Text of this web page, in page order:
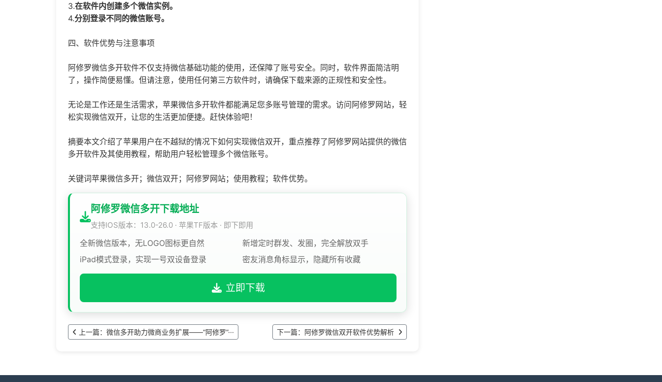
3.在软件内创建多个微信实例。
4.分别登录不同的微信账号。
四、软件优势与注意事项
阿修罗微信多开软件不仅支持微信基础功能的使用，还保障了账号安全。同时，软件界面简洁明
了，操作简便易懂。但请注意，使用任何第三方软件时，请确保下载来源的正规性和安全性。
无论是工作还是生活需求，苹果微信多开软件都能满足您多账号管理的需求。访问阿修罗网站，轻
松实现微信双开，让您的生活更加便捷。赶快体验吧！
摘要本文介绍了苹果用户在不越狱的情况下如何实现微信双开，重点推荐了阿修罗网站提供的微信
多开软件及其使用教程，帮助用户轻松管理多个微信账号。
关键词苹果微信多开；微信双开；阿修罗网站；使用教程；软件优势。
阿修罗微信多开下载地址
支持IOS版本：13.0-26.0 · 苹果TF版本 · 即下即用
全新微信版本，无LOGO图标更自然
新增定时群发、发圈，完全解放双手
iPad模式登录，实现一号双设备登录
密友消息角标显示，隐藏所有收藏
立即下载
上一篇：微信多开助力微商业务扩展——“阿修罗”··· 下一篇：阿修罗微信双开软件优势解析